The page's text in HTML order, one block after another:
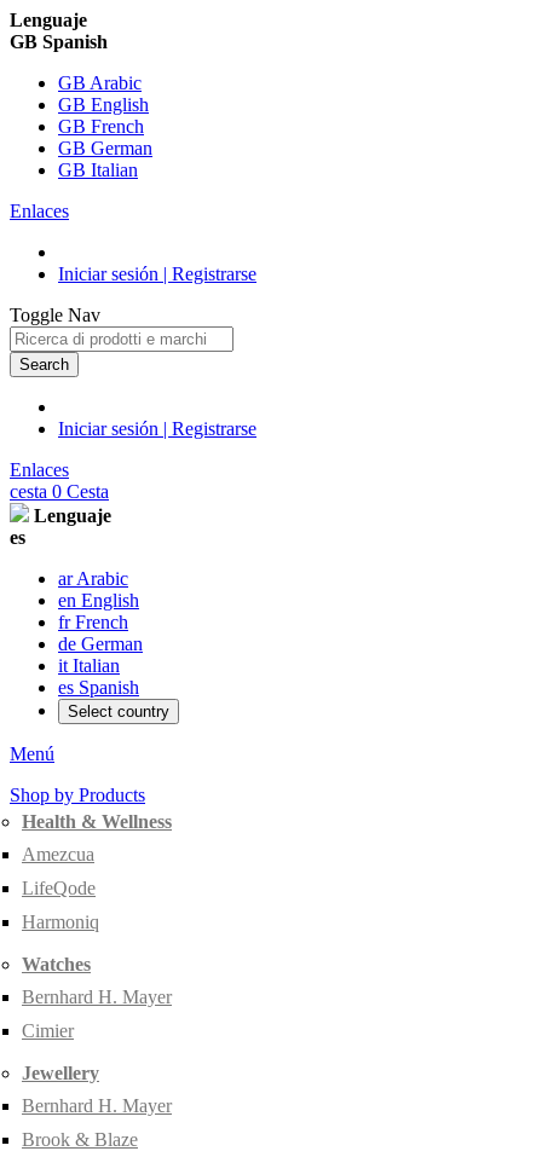
Lenguaje
GB Spanish
GB Arabic
GB English
GB French
GB German
GB Italian
Enlaces
Iniciar sesión | Registrarse
Toggle Nav
Search
Iniciar sesión | Registrarse
Enlaces
cesta 0 Cesta
Lenguaje
es
ar Arabic
en English
fr French
de German
it Italian
es Spanish
Select country
Menú
Shop by Products
Health & Wellness
Amezcua
LifeQode
Harmoniq
Watches
Bernhard H. Mayer
Cimier
Jewellery
Bernhard H. Mayer
Brook & Blaze